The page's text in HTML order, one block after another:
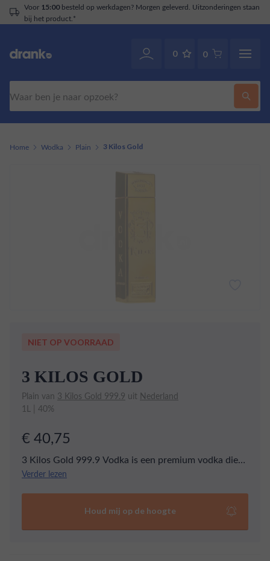
Voor 15:00besteld op werkdagen? Morgen geleverd. Uitzonderingen staan
bij het product.*
0 0
Home Wodka Plain 3 Kilos Gold
NIET OP VOORRAAD
3 KILOS GOLD
Plain van 3 Kilos Gold 999.9 uit Nederland
1L | 40%
€ 40,75
3 Kilos Gold 999.9 Vodka is een premium vodka die
vijf keer is gedistilleerd en gemaakt is van de hoogste
betreft de smaak zijn de zachte granen goed in balans
met de zachte, zoete hints van grapefruit en
Verder lezen
Houd mij op de hoogte